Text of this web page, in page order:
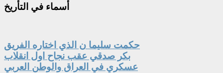
أسماء في التأريخ
حكمت سليما ن الذي اختاره الفريق
بكر صدقي عقب نجاح اول انقلاب
عسكري في العراق والوطن العربي